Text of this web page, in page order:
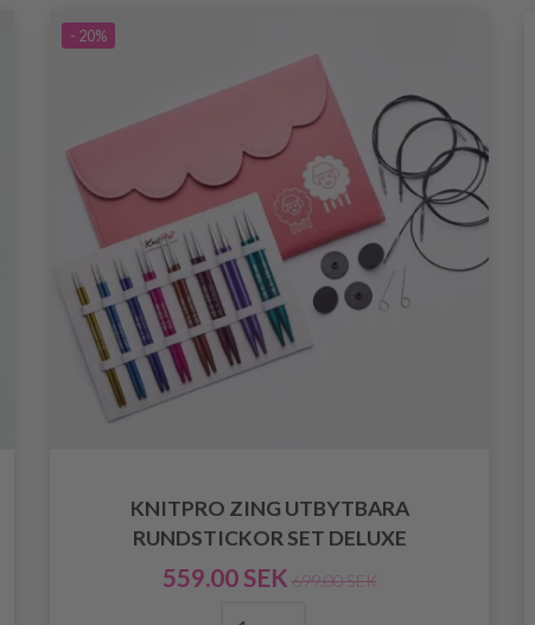
- 20%
KNITPRO ZING UTBYTBARA
RUNDSTICKOR SET DELUXE
559.00 SEK 699.00 SEK